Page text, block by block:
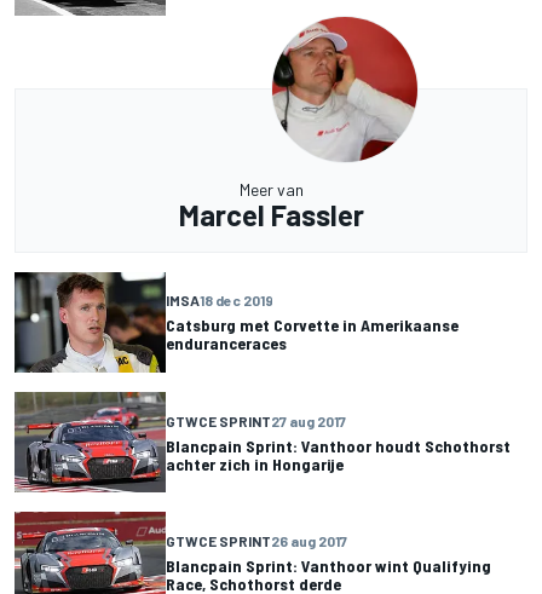
Meer van
Marcel Fassler
IMSA18 dec 2019
Catsburg met Corvette in Amerikaanse
enduranceraces
GTWCE SPRINT27 aug 2017
Blancpain Sprint: Vanthoor houdt Schothorst
achter zich in Hongarije
GTWCE SPRINT26 aug 2017
Blancpain Sprint: Vanthoor wint Qualifying
Race, Schothorst derde